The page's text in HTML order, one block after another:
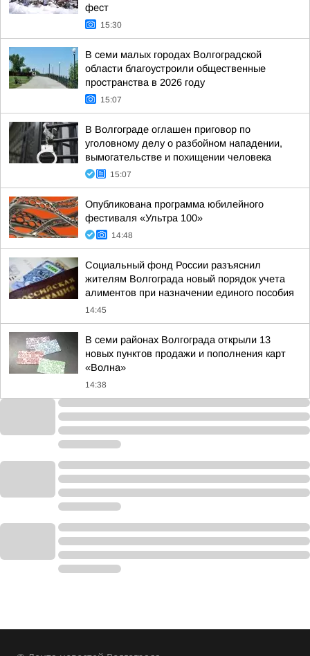
фест
15:30
В семи малых городах Волгоградской
области благоустроили общественные
пространства в 2026 году
15:07
В Волгограде оглашен приговор по
уголовному делу о разбойном нападении,
вымогательстве и похищении человека
15:07
Опубликована программа юбилейного
фестиваля «Ультра 100»
14:48
Социальный фонд России разъяснил
жителям Волгограда новый порядок учета
алиментов при назначении единого пособия
14:45
В семи районах Волгограда открыли 13
новых пунктов продажи и пополнения карт
«Волна»
14:38